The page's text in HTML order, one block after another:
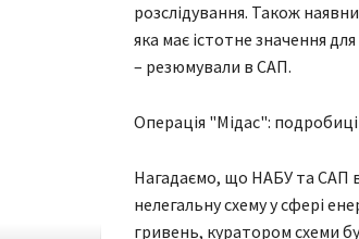
розслідування. Також
яка має істотне значення
– резюмували в САП.
Операція "Мідас": подробиці
Нагадаємо, що НАБУ та САП
нелегальну схему у сфері
гривень, куратором схеми